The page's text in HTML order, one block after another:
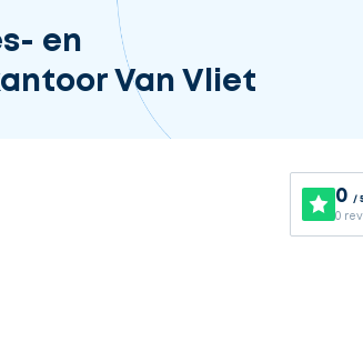
en
Van Vliet
0 /
0